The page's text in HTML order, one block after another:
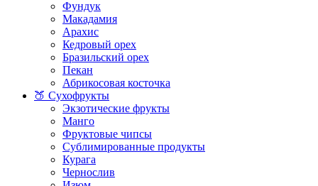
Фундук
Макадамия
Арахис
Кедровый орех
Бразильский орех
Пекан
Абрикосовая косточка
🍑 Сухофрукты
Экзотические фрукты
Манго
Фруктовые чипсы
Сублимированные продукты
Курага
Чернослив